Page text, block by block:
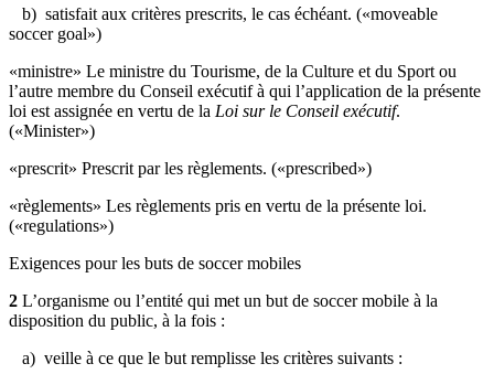
b) satisfait aux critères prescrits, le cas échéant. («moveable
soccer goal»)
«ministre» Le ministre du Tourisme, de la Culture et du Sport ou
l’autre membre du Conseil exécutif à qui l’application de la présente
loi est assignée en vertu de la Loi sur le Conseil exécutif.
(«Minister»)
«prescrit» Prescrit par les règlements. («prescribed»)
«règlements» Les règlements pris en vertu de la présente loi.
(«regulations»)
Exigences pour les buts de soccer mobiles
2 L’organisme ou l’entité qui met un but de soccer mobile à la
disposition du public, à la fois :
a) veille à ce que le but remplisse les critères suivants :